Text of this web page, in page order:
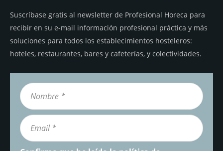
Suscríbase gratis al newsletter de Profesional Horeca para
recibir en su e-mail información profesional práctica y más
soluciones para todos los establecimientos hosteleros:
hoteles, restaurantes, bares y cafeterías, y colectividades.